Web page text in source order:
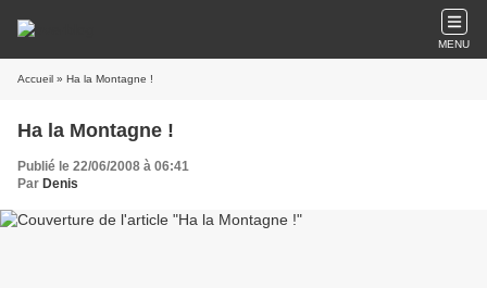
MENU
Accueil » Ha la Montagne !
Ha la Montagne !
Publié le 22/06/2008 à 06:41
Par Denis